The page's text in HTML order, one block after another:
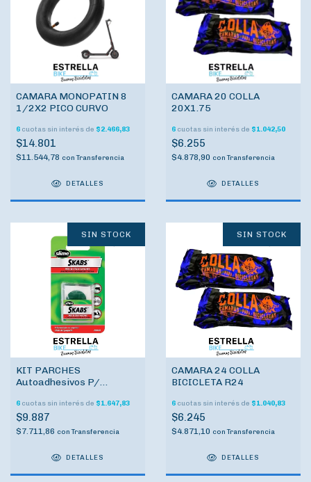
CAMARA MONOPATIN 8
1/2X2 PICO CURVO
6 cuotas sin interés de $2.466,83
$14.801
$11.544,78 con Transferencia
DETALLES
CAMARA 20 COLLA
20X1.75
6 cuotas sin interés de $1.042,50
$6.255
$4.878,90 con Transferencia
DETALLES
SIN STOCK
KIT PARCHES
Autoadhesivos P/
6 cuotas sin interés de $1.647,83
$9.887
$7.711,86 con Transferencia
DETALLES
SIN STOCK
CAMARA 24 COLLA
BICICLETA R24
6 cuotas sin interés de $1.040,83
$6.245
$4.871,10 con Transferencia
DETALLES